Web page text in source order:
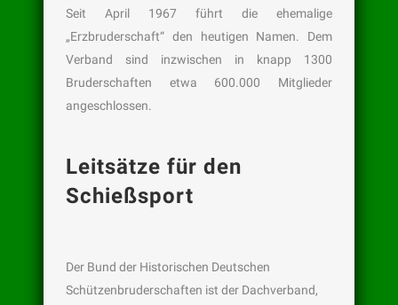
Seit April 1967 führt die ehemalige
„Erzbruderschaft“ den heutigen Namen. Dem
Verband sind inzwischen in knapp 1300
Bruderschaften etwa 600.000 Mitglieder
angeschlossen.
Leitsätze für den
Schießsport
Der Bund der Historischen Deutschen
Schützenbruderschaften ist der Dachverband,